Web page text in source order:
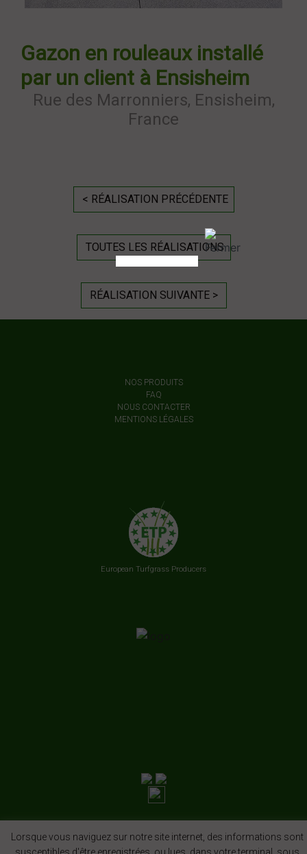
Gazon en rouleaux installé
par un client à Ensisheim
Rue des Marronniers, Ensisheim,
France
< RÉALISATION PRÉCÉDENTE
TOUTES LES RÉALISATIONS
RÉALISATION SUIVANTE >
NOS PRODUITS
FAQ
NOUS CONTACTER
MENTIONS LÉGALES
European Turfgrass Producers
Lorsque vous naviguez sur notre site internet, des informations sont